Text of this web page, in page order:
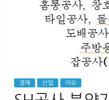
경제 산업 이슈